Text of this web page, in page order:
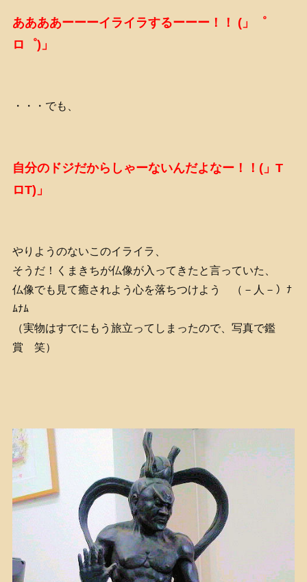
ああああーーーイライラするーーー！！ (」゜
ロ゜)」
・・・でも、
自分のドジだからしゃーないんだよなー！！(」T
ロT)」
やりようのないこのイライラ、
そうだ！くまきちが仏像が入ってきたと言っていた、
仏像でも見て癒されよう心を落ちつけよう （－人－）ﾅ
ﾑﾅﾑ
（実物はすでにもう旅立ってしまったので、写真で鑑
賞 笑）